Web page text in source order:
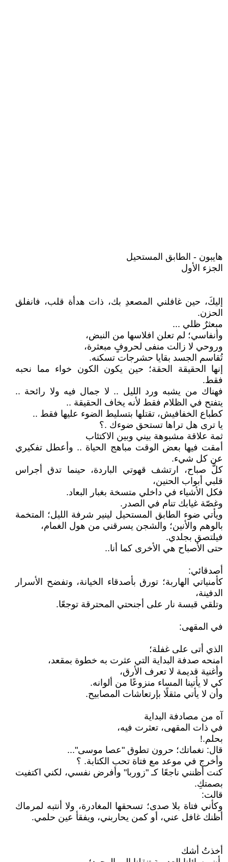
هايبون - الطابق المستحيل
الجزء الأول
إليكَ، حين غافلني المصعدِ بك، ذات هدأة قلب، فانفلق
الحزن.
مبعثرٌ ظلي ...
وأنفاسي؛ لم تعلن افلاسها من النبض،
وروحي لا زالت منفى لحروفٍ مبعثرة،
تُقاسم الجسد بقايا حشرجات تسكنه.
إنها الحقيقة الحقة؛ حين يكون الكون خواء مما نحبه
فقط.
فهناك من يشبه ورد الليل .. لا جمال فيه ولا رائحة ..
يتفتح في الظلام فقط لأنه يخاف الحقيقة ..
كطباع الخفافيش، تقتلها بتسليط الضوء عليها فقط ..
يا ترى هل تراها تستحق ضوءك .؟
ثمة علاقة مشبوهة بيني وبين الاكتئاب
أمقت فيها بعض الوقت مباهج الحياة .. وأعطل تفكيري
عن كل شيء.
كلَّ صباح، ارتشف قهوتي الباردة، حينما تدق أجراس
قلبي أبواب الحنين،
فكل الأشياء في داخلي متسخة بغبار البعاد.
وغصّة غيابك تنام في الصدر.
ويأتي ضوء الطابق المستحيل لينير شرفة الليل؛ المتخمة
بالوهم والأنين؛ والشجن يسرقني من هول الغمام،
فيلتصق بجلدي.
حتى الأصباح هي الأخرى كما أنا..
أصدقائي:
كأمنياتي الهاربة؛ تورق بأصدقاء الخيانة، وتفضح الأسرار
الدفينة،
وتلقي قبسة نار على أجنحتي المحترقة توجعًا.
في المقهى:
الذي أتى على غفلة؛
امنحه صدفة البداية التي عثرت به خطوة بمقعد،
وأغنية قديمة لا تعرف الأرق،
كي لا يأتينا المساء منزوعًا من ألوانه.
وأن لا يأتي مثقلًا بإرتعاشات المصابيح.
آه من مصادفة البداية
في ذات المقهى، تعثرت فيه،
بحلم.!
قال: نغماتك؛ حرون تطوق "عصا موسى"...
وأخرج في موعد مع فتاة تحب الكتابة. ؟
كنت أظنني ناجعًا كـ "زوربا" وأفرض نفسي، لكني اكتفيت
بصمتكِ.
قالت:
وكأني فتاة بلا صدى؛ تسحقها المغادرة، ولا أنتبه لمرماك
أظنك غافل عني، أو كمن يحاربني، ويفقأ عين حلمي.
أخذتُ أشك